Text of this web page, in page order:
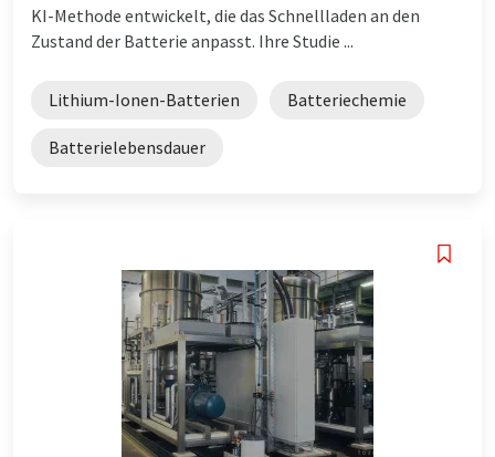
KI-Methode entwickelt, die das Schnellladen an den
Zustand der Batterie anpasst. Ihre Studie ...
Lithium-Ionen-Batterien Batteriechemie
Batterielebensdauer